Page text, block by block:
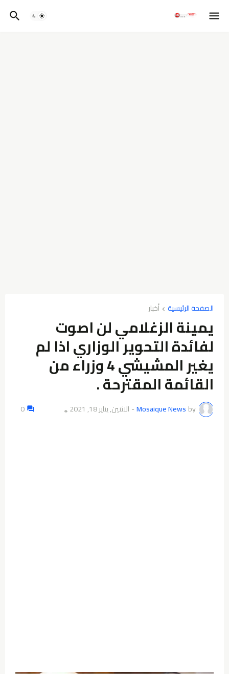
الصفحة الرئيسية أخبار
يمينة الزغلامي لن اصوت
لفائدة التحوير الوزاري اذا لم
يغير المشيشي 4 وزراء من
القائمة المقترحة ‏. ‏ ‏
by
Mosaique News
- الاثنين, يناير 18, 2021 👁️
0